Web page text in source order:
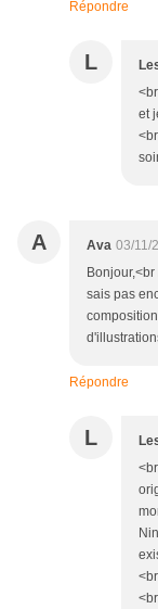
Répondre
L
et
A Ava 03/11/
sais pas
Répondre
L